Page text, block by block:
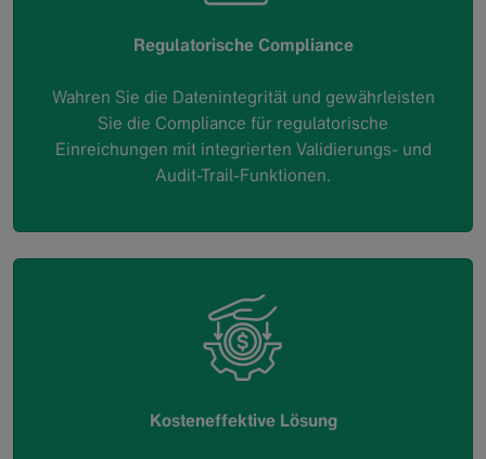
Regulatorische Compliance
Wahren Sie die Datenintegrität und gewährleisten
Sie die Compliance für regulatorische
Einreichungen mit integrierten Validierungs- und
Audit-Trail-Funktionen.
Kosteneffektive Lösung